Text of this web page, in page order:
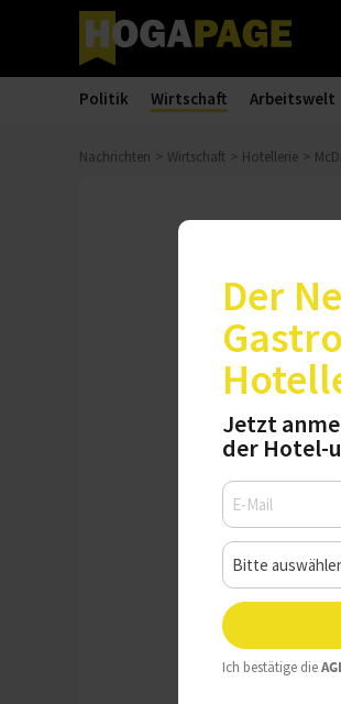
Politik Wirtschaft Arbeitswelt
Nachrichten Wirtschaft Hotellerie
ein
für
Der
Jetzt
der Hotel-
Ich bestätige die